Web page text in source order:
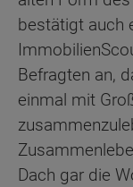
bestätigt auch
Befragten an,
einmal mit
Dach gar die